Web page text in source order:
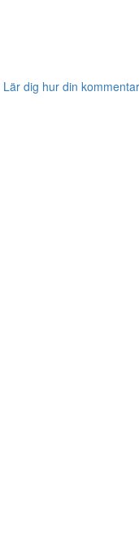
Lär dig hur din